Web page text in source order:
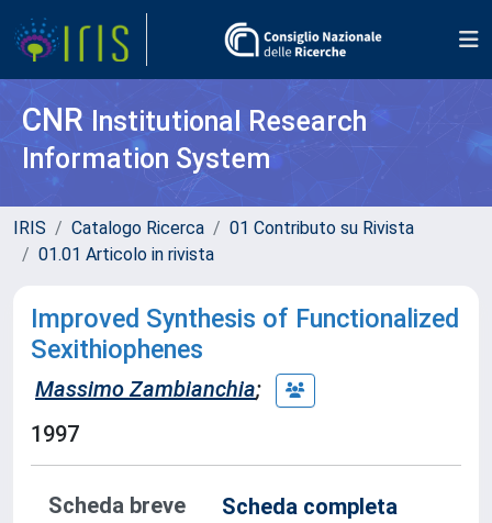
CNR Institutional Research
Information System
IRIS Catalogo Ricerca
01 Contributo su Rivista
01.01 Articolo in rivista
Improved Synthesis of Functionalized
Sexithiophenes
Massimo Zambianchia;
1997
Scheda breve
Scheda completa